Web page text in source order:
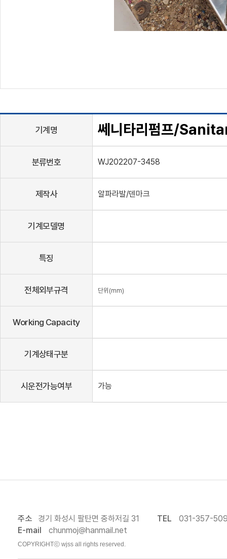
기계명 쎄니타리펌프/
분류번호 WJ202207-3458
제작사 알파라발/덴마크
기계모델명
특징
전체외부규격 단위(mm)
Working Capacity
기계상태구분
시운전가능여부 가능
주소 경기 화성시 팔탄면 중하저길 31 TEL
031-357-
E-mail
chunmoj@hanmail.net
COPYRIGHTⓒ wjss all rights reserved.